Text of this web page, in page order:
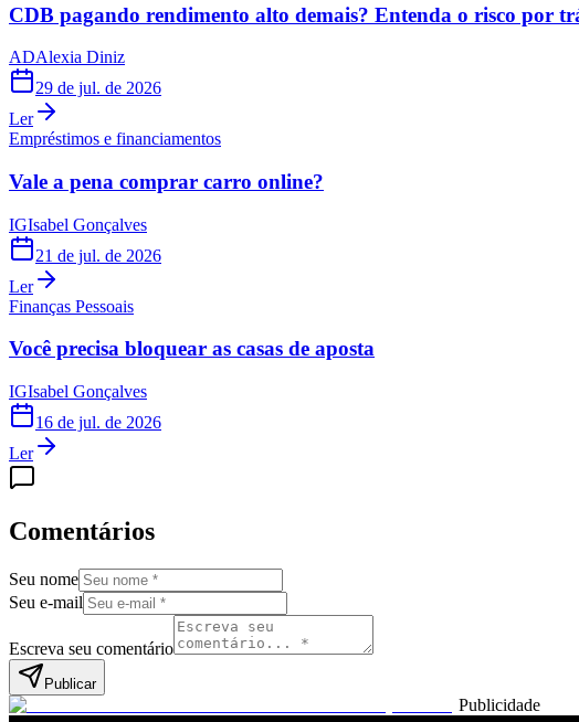
CDB pagando rendimento alto demais? Entenda o risco por
ADAlexia Diniz
29 de jul. de 2026
Ler
Empréstimos e financiamentos
Vale a pena comprar carro online?
IGIsabel Gonçalves
21 de jul. de 2026
Ler
Finanças Pessoais
Você precisa bloquear as casas de aposta
IGIsabel Gonçalves
16 de jul. de 2026
Ler
Comentários
Seu nome
Seu e-mail
Escreva seu comentário
Publicar
Publicidade